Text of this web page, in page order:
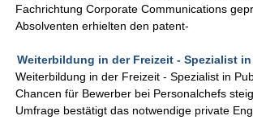
Fachrichtung Corporate Communications
Absolventen erhielten den patent-
Weiterbildung in der Freizeit - Spezialist
Weiterbildung in der Freizeit - Spezialist in
Chancen für Bewerber bei Personalchefs
Umfrage bestätigt das notwendige private